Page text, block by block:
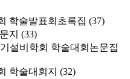
학술발표회초록집 (37)
지 (33)
설비학회 학술대회논문집
학술대회지 (32)